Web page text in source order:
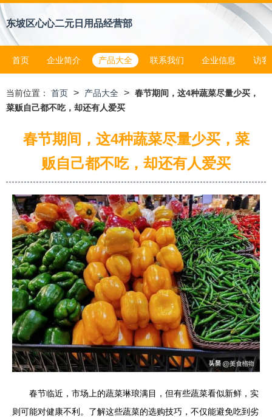
东坡区心心二元日用品经营部
首页 企业简介 产品大全 联系我们 企业信息 访客
当前位置： 首页 > 产品大全 > 春节期间，这4种蔬菜尽量少买，
菜贩自己都不吃，却还有人爱买
春节期间，这4种蔬菜尽量少买，菜
贩自己都不吃，却还有人爱买
春节临近，市场上的蔬菜琳琅满目，但有些蔬菜看似新鲜，实
则可能对健康不利。了解这些蔬菜的选购技巧，不仅能避免吃到劣